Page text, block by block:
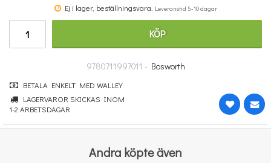
364 kr
Ej i lager, beställningsvara. Leveranstid 5-10 dagar
KÖP
9780711997011 - Bosworth
BETALA ENKELT MED WALLEY
LAGERVAROR SKICKAS INOM
1-2 ARBETSDAGAR
Andra köpte även